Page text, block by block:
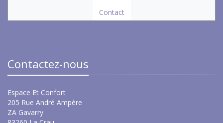
Contact
Contactez-nous
Espace Et Confort
205 Rue André Ampère
ZA Gavarry